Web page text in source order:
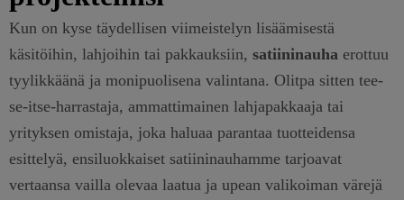
Kun on kyse täydellisen viimeistelyn lisäämisestä
käsitöihin, lahjoihin tai pakkauksiin, satiininauha erottuu
tyylikkäänä ja monipuolisena valintana. Olitpa sitten tee-
se-itse-harrastaja, ammattimainen lahjapakkaaja tai
yrityksen omistaja, joka haluaa parantaa tuotteidensa
esittelyä, ensiluokkaiset satiininauhamme tarjoavat
vertaansa vailla olevaa laatua ja upean valikoiman värejä